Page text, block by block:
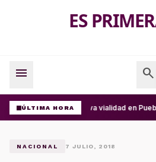
ES
menu search
ÚLTIMA HORANueva vialidad en
NACIONAL 7 JULIO, 2018